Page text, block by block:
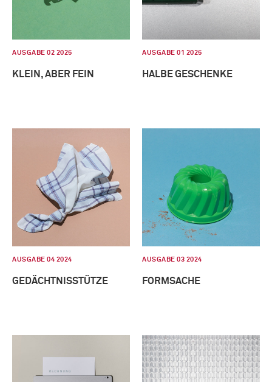
AUSGABE 02 2025
KLEIN, ABER FEIN
AUSGABE 01 2025
HALBE GESCHENKE
AUSGABE 04 2024
GEDÄCHTNISSTÜTZE
AUSGABE 03 2024
FORMSACHE